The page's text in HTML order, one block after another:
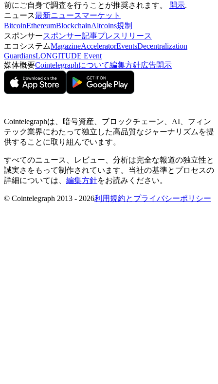
前にご自身で調査を行うことが推奨されます。
開示.
ニュース最新ニュースマーケット
BitcoinEthereumBlockchainAltcoins規制
スポンサースポンサー記事プレスリリース
エコシステムMagazineAcceleratorEventsDecentralization
GuardiansLONGITUDE Event
媒体概要Cointelegraphについて編集方針広告開示
Cointelegraphは、暗号資産、ブロックチェーン、AI、フィン
テック業界にわたって独立した高品質なジャーナリズムを提
供することに取り組んでいます。
すべてのニュース、レビュー、分析は完全な報道の独立性と
誠実さをもって制作されています。当社の基準とプロセスの
詳細については、 編集方針をお読みください。
© Cointelegraph 2013 - 2026利用規約とプライバシーポリシー